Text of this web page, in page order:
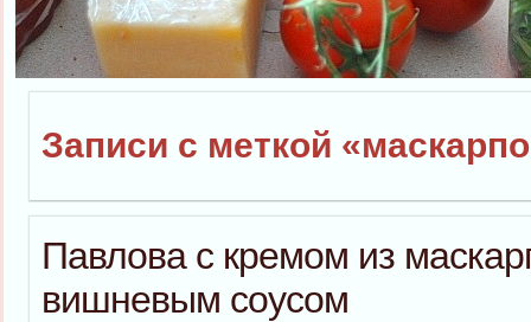
Записи с меткой
Павлова с кремом из
вишневым соусом